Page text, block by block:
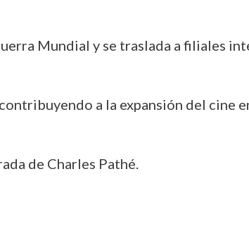
Mundial y se traslada a filiales
a la expansión del cine
de Charles Pathé.